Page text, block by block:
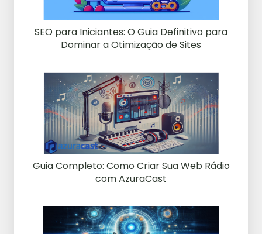
SEO para Iniciantes: O Guia Definitivo para
Dominar a Otimização de Sites
Guia Completo: Como Criar Sua Web Rádio
com AzuraCast